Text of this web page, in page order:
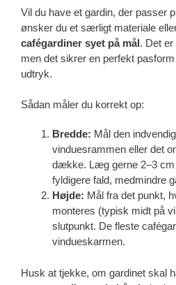
Vil du have et gardin, der passer
ønsker du et særligt materiale
cafégardiner syet på mål. Det
men det sikrer en perfekt
udtryk.
Sådan måler du korrekt op:
Bredde: Mål den
vinduesrammen eller det
dække. Læg gerne 2–3 cm
fyldigere fald, medmindre
Højde: Mål fra det punkt,
monteres (typisk midt på
slutpunkt. De fleste
vindueskarmen.
Husk at tjekke, om gardinet skal